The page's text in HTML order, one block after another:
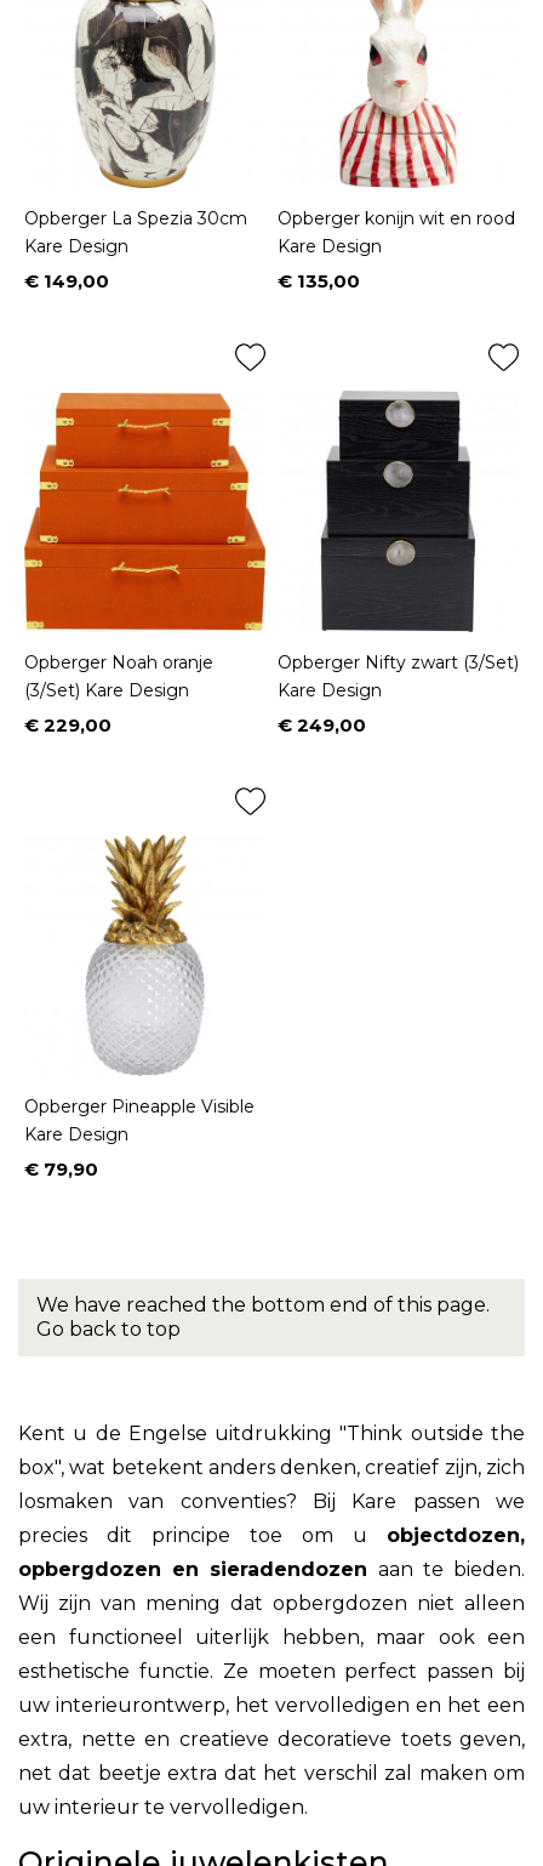
Opberger La Spezia 30cm
Kare Design
Prijs
€ 149,00
Opberger konijn wit en rood
Kare Design
Prijs
€ 135,00
Opberger Noah oranje
(3/Set) Kare Design
Prijs
€ 229,00
Opberger Nifty zwart (3/Set)
Kare Design
Prijs
€ 249,00
Opberger Pineapple Visible
Kare Design
Prijs
€ 79,90
We have reached the bottom end of this page.
Go back to top
Kent u de Engelse uitdrukking "Think outside the
box", wat betekent anders denken, creatief zijn, zich
losmaken van conventies? Bij Kare passen we
precies dit principe toe om u objectdozen,
opbergdozen en sieradendozen aan te bieden.
Wij zijn van mening dat opbergdozen niet alleen
een functioneel uiterlijk hebben, maar ook een
esthetische functie. Ze moeten perfect passen bij
uw interieurontwerp, het vervolledigen en het een
extra, nette en creatieve decoratieve toets geven,
net dat beetje extra dat het verschil zal maken om
uw interieur te vervolledigen.